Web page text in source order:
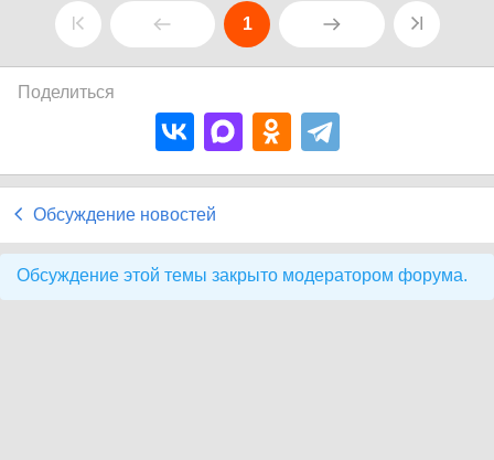
1
Поделиться
Обсуждение новостей
Обсуждение этой темы закрыто модератором форума.